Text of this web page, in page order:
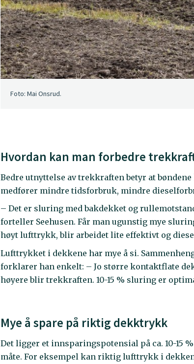
Foto: Mai Onsrud.
Hvordan kan man forbedre
Bedre utnyttelse av trekkraften betyr at
medfører mindre tidsforbruk, mindre
– Det er sluring med bakdekket og
forteller Seehusen. Får man ugunstig mye
høyt lufttrykk, blir arbeidet lite effektivt og
Lufttrykket i dekkene har mye å si.
forklarer han enkelt: – Jo større kontaktflate
høyere blir trekkraften. 10-15 % sluring er
Mye å spare på riktig dekktrykk
Det ligger et innsparingspotensial på ca. 10-15
måte. For eksempel kan riktig lufttrykk i